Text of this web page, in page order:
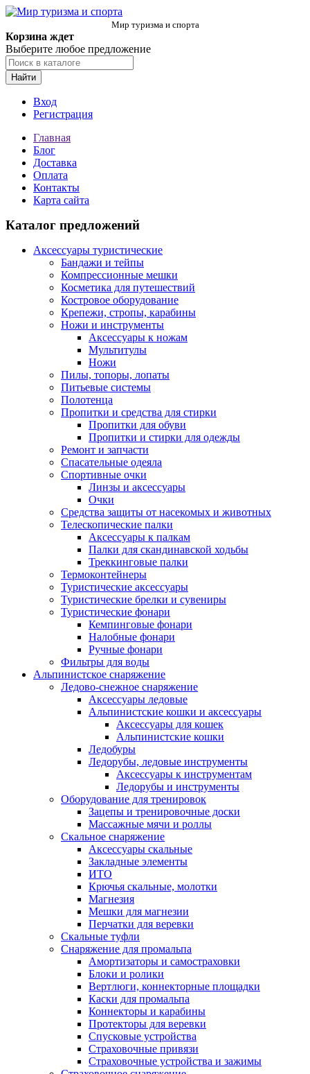
Мир туризма и спорта
Корзина ждет
Выберите любое предложение
Найти
Вход
Регистрация
Главная
Блог
Доставка
Оплата
Контакты
Карта сайта
Каталог предложений
Аксессуары туристические
Бандажи и тейпы
Компрессионные мешки
Косметика для путешествий
Костровое оборудование
Крепежи, стропы, карабины
Ножи и инструменты
Аксессуары к ножам
Мультитулы
Ножи
Пилы, топоры, лопаты
Питьевые системы
Полотенца
Пропитки и средства для стирки
Пропитки для обуви
Пропитки и стирки для одежды
Ремонт и запчасти
Спасательные одеяла
Спортивные очки
Линзы и аксессуары
Очки
Средства защиты от насекомых и животных
Телескопические палки
Аксессуары к палкам
Палки для скандинавской ходьбы
Треккинговые палки
Термоконтейнеры
Туристические аксессуары
Туристические брелки и сувениры
Туристические фонари
Кемпинговые фонари
Налобные фонари
Ручные фонари
Фильтры для воды
Альпинистское снаряжение
Ледово-снежное снаряжение
Аксессуары ледовые
Альпинистские кошки и аксессуары
Аксессуары для кошек
Альпинистские кошки
Ледобуры
Ледорубы, ледовые инструменты
Аксессуары к инструментам
Ледорубы и инструменты
Оборудование для тренировок
Зацепы и тренировочные доски
Массажные мячи и роллы
Скальное снаряжение
Аксессуары скальные
Закладные элементы
ИТО
Крючья скальные, молотки
Магнезия
Мешки для магнезии
Перчатки для веревки
Скальные туфли
Снаряжение для промальпа
Амортизаторы и самостраховки
Блоки и ролики
Вертлюги, коннекторные площадки
Каски для промальпа
Коннекторы и карабины
Протекторы для веревки
Спусковые устройства
Страховочные привязи
Страховочные устройства и зажимы